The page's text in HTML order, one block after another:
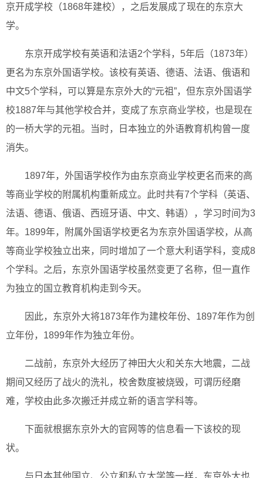
京开成学校（1868年建校），之后发展成了现在的东京大
学。
东京开成学校有英语和法语2个学科，5年后（1873年）
更名为东京外国语学校。该校有英语、德语、法语、俄语和
中文5个学科，可以算是东京外大的“元祖”，但东京外国语学
校1887年与其他学校合并，变成了东京商业学校，也是现在
的一桥大学的元祖。当时，日本独立的外语教育机构曾一度
消失。
1897年，外国语学校作为由东京商业学校更名而来的高
等商业学校的附属机构重新成立。此时共有7个学科（英语、
法语、德语、俄语、西班牙语、中文、韩语），学习时间为3
年。1899年，附属外国语学校更名为东京外国语学校，从高
等商业学校独立出来，同时增加了一个意大利语学科，变成8
个学科。之后，东京外国语学校虽然变更了名称，但一直作
为独立的国立教育机构走到今天。
因此，东京外大将1873年作为建校年份、1897年作为创
立年份，1899年作为独立年份。
二战前，东京外大经历了神田大火和关东大地震，二战
期间又经历了战火的洗礼，校舍数度被烧毁，可谓历经磨
难，学校由此多次搬迁并成立新的语言学科等。
下面就根据东京外大的官网等的信息看一下该校的现
状。